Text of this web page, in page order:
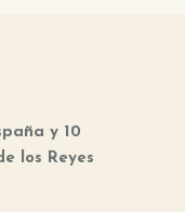
y 10
los Reyes